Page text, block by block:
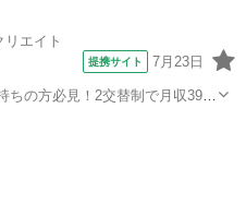
エイト
提携サイト 7月23日
の方必見！2交替制で月収39万